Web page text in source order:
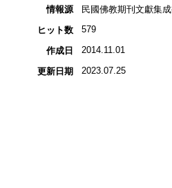
情報源
民國佛教期刊文獻集
ヒット数
579
作成日 2014.11.01
更新日期 2023.07.25